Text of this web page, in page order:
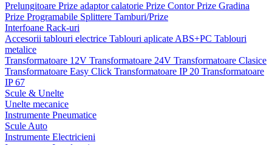
Prelungitoare Prize adaptor calatorie Prize ContorPrize Gradina
Prize Programabile Splittere Tamburi/Prize
Interfoane Rack-uri
Accesorii tablouri electrice Tablouri aplicate ABS+PC Tablouri
metalice
Transformatoare 12V Transformatoare 24V Transformatoare Clasice
Transformatoare Easy Click Transformatoare IP 20 Transformatoare
IP 67
Scule & Unelte
Unelte mecanice
Instrumente Pneumatice
Scule Auto
Instrumente Electricieni